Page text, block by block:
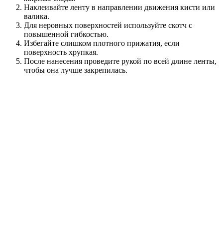
Наклеивайте ленту в направлении движения кисти или
валика.
Для неровных поверхностей используйте скотч с
повышенной гибкостью.
Избегайте слишком плотного прижатия, если
поверхность хрупкая.
После нанесения проведите рукой по всей длине ленты,
чтобы она лучше закрепилась.